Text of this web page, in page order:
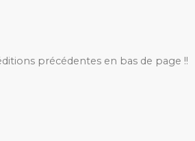
précédentes en bas de page !!